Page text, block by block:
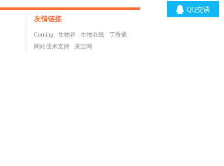
友情链接
Corning 生物谷 生物在线
丁香通
网站技术支持
来宝网